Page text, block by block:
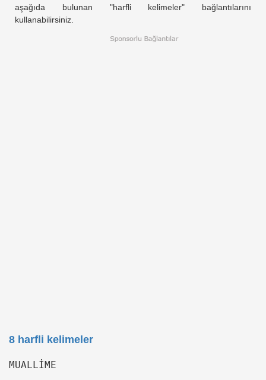
aşağıda bulunan "harfli kelimeler" bağlantılarını
kullanabilirsiniz.
8 harfli kelimeler
MUALLİME